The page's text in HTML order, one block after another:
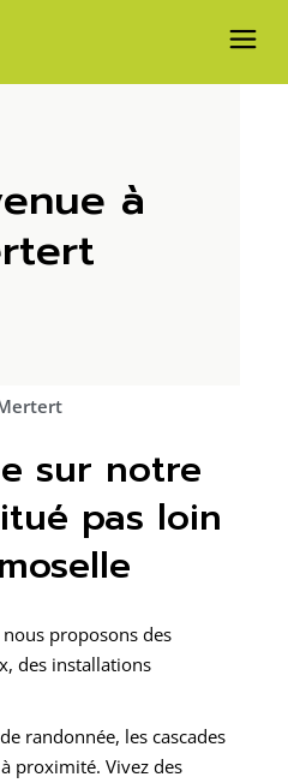
à
sur notre
pas loin
proposons des
des installations
randonnée, les cascades
proximité. Vivez des